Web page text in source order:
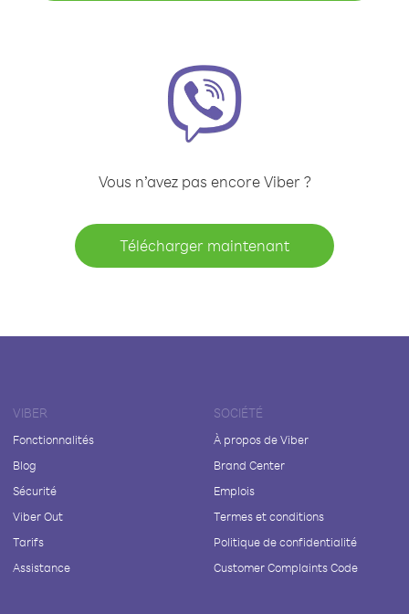
Vous n’avez pas encore Viber ?
Télécharger maintenant
VIBER
Fonctionnalités
Blog
Sécurité
Viber Out
Tarifs
Assistance
SOCIÉTÉ
À propos de Viber
Brand Center
Emplois
Termes et conditions
Politique de confidentialité
Customer Complaints Code